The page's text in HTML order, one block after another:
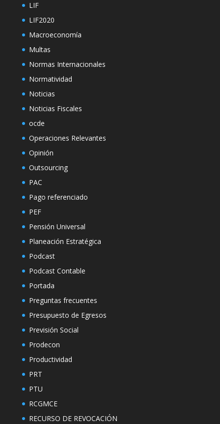
LIF
LIF2020
Macroeconomía
Multas
Normas Internacionales
Normatividad
Noticias
Noticias Fiscales
ocde
Operaciones Relevantes
Opinión
Outsourcing
PAC
Pago referenciado
PEF
Pensión Universal
Planeación Estratégica
Podcast
Podcast Contable
Portada
Preguntas frecuentes
Presupuesto de Egresos
Previsión Social
Prodecon
Productividad
PRT
PTU
RCGMCE
RECURSO DE REVOCACIÓN